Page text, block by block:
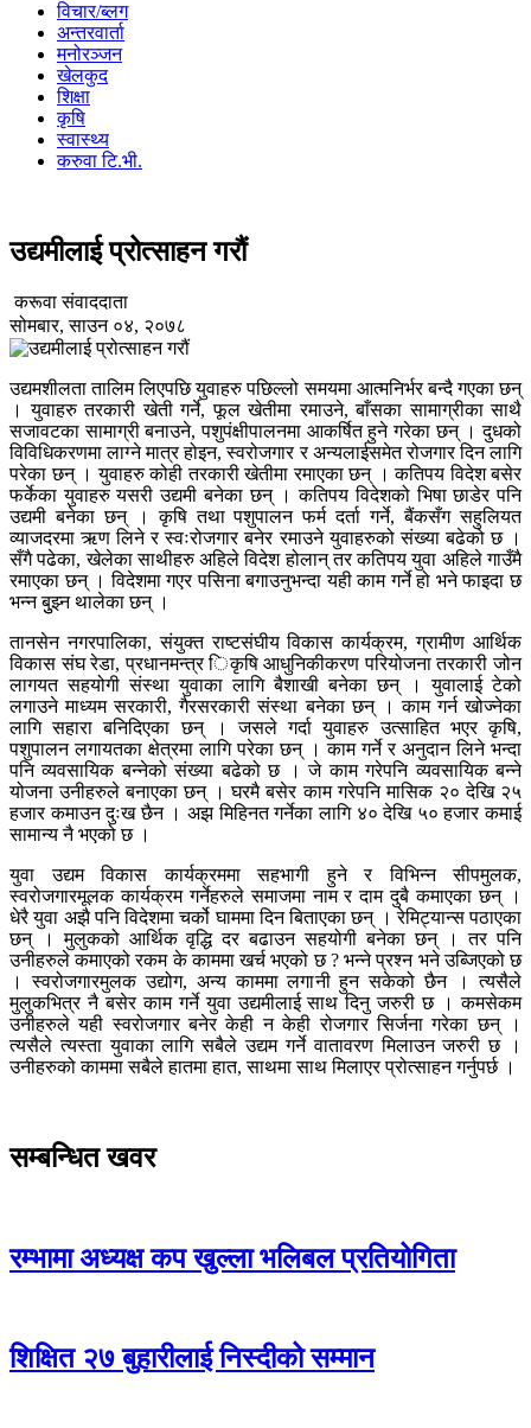
विचार/ब्लग
अन्तरवार्ता
मनोरञ्जन
खेलकुद
शिक्षा
कृषि
स्वास्थ्य
करुवा टि.भी.
उद्यमीलाई प्रोत्साहन गरौं
करूवा संवाददाता
सोमबार, साउन ०४, २०७८
उद्यमशीलता तालिम लिएपछि युवाहरु पछिल्लो समयमा आत्मनिर्भर बन्दै गएका छन्
। युवाहरु तरकारी खेती गर्ने, फूल खेतीमा रमाउने, बाँसका सामाग्रीका साथै
सजावटका सामाग्री बनाउने, पशुपंक्षीपालनमा आकर्षित हुने गरेका छन् । दुधको
विविधिकरणमा लाग्ने मात्र होइन, स्वरोजगार र अन्यलाईसमेत रोजगार दिन लागि
परेका छन् । युवाहरु कोही तरकारी खेतीमा रमाएका छन् । कतिपय विदेश बसेर
फर्केका युवाहरु यसरी उद्यमी बनेका छन् । कतिपय विदेशको भिषा छाडेर पनि
उद्यमी बनेका छन् । कृषि तथा पशुपालन फर्म दर्ता गर्ने, बैंकसँग सहुलियत
व्याजदरमा ऋण लिने र स्वःरोजगार बनेर रमाउने युवाहरुको संख्या बढेको छ ।
सँगै पढेका, खेलेका साथीहरु अहिले विदेश होलान् तर कतिपय युवा अहिले गाउँमै
रमाएका छन् । विदेशमा गएर पसिना बगाउनुभन्दा यही काम गर्ने हो भने फाइदा छ
भन्न बुुझ्न थालेका छन् ।
तानसेन नगरपालिका, संयुक्त राष्टसंघीय विकास कार्यक्रम, ग्रामीण आर्थिक
विकास संघ रेडा, प्रधानमन्त्र िकृषि आधुनिकीकरण परियोजना तरकारी जोन
लागयत सहयोगी संस्था युवाका लागि बैशाखी बनेका छन् । युवालाई टेको
लगाउने माध्यम सरकारी, गैरसरकारी संस्था बनेका छन् । काम गर्न खोज्नेका
लागि सहारा बनिदिएका छन् । जसले गर्दा युवाहरु उत्साहित भएर कृषि,
पशुपालन लगायतका क्षेत्रमा लागि परेका छन् । काम गर्ने र अनुदान लिने भन्दा
पनि व्यवसायिक बन्नेको संख्या बढेको छ । जे काम गरेपनि व्यवसायिक बन्ने
योजना उनीहरुले बनाएका छन् । घरमै बसेर काम गरेपनि मासिक २० देखि २५
हजार कमाउन दुःख छैन । अझ मिहिनत गर्नेका लागि ४० देखि ५० हजार कमाई
सामान्य नै भएको छ ।
युवा उद्यम विकास कार्यक्रममा सहभागी हुने र विभिन्न सीपमुलक,
स्वरोजगारमूलक कार्यक्रम गर्नेहरुले समाजमा नाम र दाम दुबै कमाएका छन् ।
धेरै युवा अझै पनि विदेशमा चर्को घाममा दिन बिताएका छन् । रेमिट्यान्स पठाएका
छन् । मुलुकको आर्थिक वृद्धि दर बढाउन सहयोगी बनेका छन् । तर पनि
उनीहरुले कमाएको रकम के काममा खर्च भएको छ ? भन्ने प्रश्न भने उब्जिएको छ
। स्वरोजगारमुलक उद्योग, अन्य काममा लगानी हुन सकेको छैन । त्यसैले
मुलुकभित्र नै बसेर काम गर्ने युवा उद्यमीलाई साथ दिनु जरुरी छ । कमसेकम
उनीहरुले यही स्वरोजगार बनेर केही न केही रोजगार सिर्जना गरेका छन् ।
त्यसैले त्यस्ता युवाका लागि सबैले उद्यम गर्ने वातावरण मिलाउन जरुरी छ ।
उनीहरुको काममा सबैले हातमा हात, साथमा साथ मिलाएर प्रोत्साहन गर्नुपर्छ ।
सम्बन्धित खवर
रम्भामा अध्यक्ष कप खुल्ला भलिबल प्रतियोगिता
शिक्षित २७ बुहारीलाई निस्दीको सम्मान